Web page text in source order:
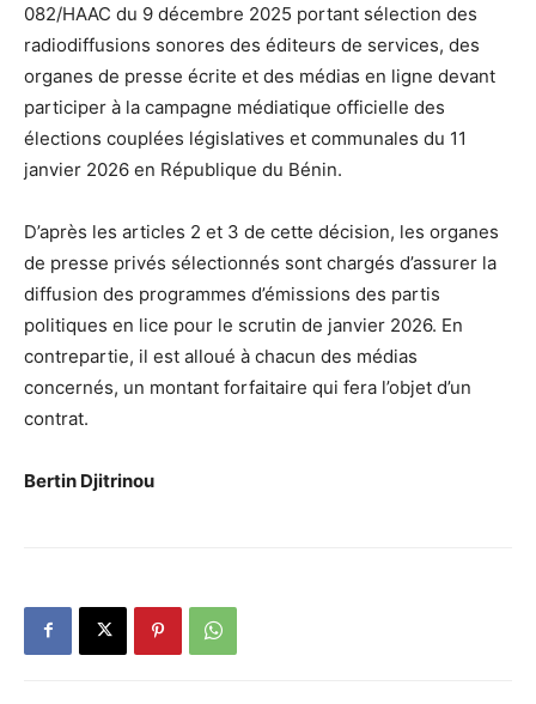
082/HAAC du 9 décembre 2025 portant sélection des
radiodiffusions sonores des éditeurs de services, des
organes de presse écrite et des médias en ligne devant
participer à la campagne médiatique officielle des
élections couplées législatives et communales du 11
janvier 2026 en République du Bénin.
D’après les articles 2 et 3 de cette décision, les organes
de presse privés sélectionnés sont chargés d’assurer la
diffusion des programmes d’émissions des partis
politiques en lice pour le scrutin de janvier 2026. En
contrepartie, il est alloué à chacun des médias
concernés, un montant forfaitaire qui fera l’objet d’un
contrat.
Bertin Djitrinou